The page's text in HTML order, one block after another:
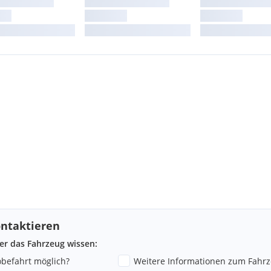
das Fahrzeug wissen:
möglich?
Weitere Informationen zum